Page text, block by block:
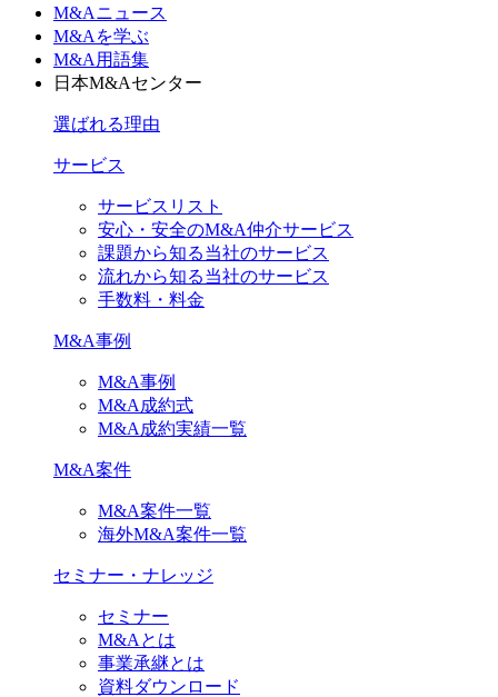
M&Aニュース
M&Aを学ぶ
M&A用語集
日本M&Aセンター
選ばれる理由
サービス
サービスリスト
安心・安全のM&A仲介サービス
課題から知る当社のサービス
流れから知る当社のサービス
手数料・料金
M&A事例
M&A事例
M&A成約式
M&A成約実績一覧
M&A案件
M&A案件一覧
海外M&A案件一覧
セミナー・ナレッジ
セミナー
M&Aとは
事業承継とは
資料ダウンロード